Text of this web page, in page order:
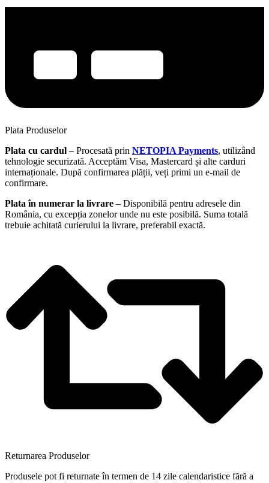
Plata Produselor
Plata cu cardul – Procesată prin NETOPIA Payments, utilizând
tehnologie securizată. Acceptăm Visa, Mastercard și alte carduri
internaționale. După confirmarea plății, veți primi un e-mail de
confirmare.
Plata în numerar la livrare – Disponibilă pentru adresele din
România, cu excepția zonelor unde nu este posibilă. Suma totală
trebuie achitată curierului la livrare, preferabil exactă.
Returnarea Produselor
Produsele pot fi returnate în termen de 14 zile calendaristice fără a